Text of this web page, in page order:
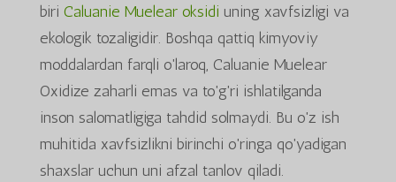
biri Caluanie Muelear oksidi uning xavfsizligi va
ekologik tozaligidir. Boshqa qattiq kimyoviy
moddalardan farqli o'laroq, Caluanie Muelear
Oxidize zaharli emas va to'g'ri ishlatilganda
inson salomatligiga tahdid solmaydi. Bu o'z ish
muhitida xavfsizlikni birinchi o'ringa qo'yadigan
shaxslar uchun uni afzal tanlov qiladi.